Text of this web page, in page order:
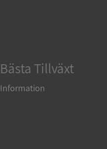
Bästa Tillväxt
Information